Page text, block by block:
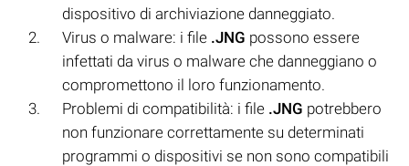
dispositivo di archiviazione danneggiato.
Virus o malware: i file .JNG possono essere
infettati da virus o malware che danneggiano o
compromettono il loro funzionamento.
Problemi di compatibilità: i file .JNG potrebbero
non funzionare correttamente su determinati
programmi o dispositivi se non sono compatibili